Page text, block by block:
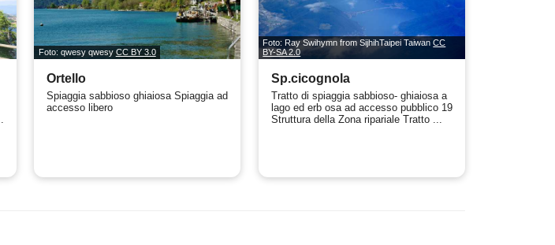
Foto: qwesy qwesy CC BY 3.0
Ortello
Spiaggia sabbioso ghiaiosa Spiaggia ad
accesso libero
Foto: Ray Swihymn from SijhihTaipei TaiwanCC
BY-SA 2.0
Sp.cicognola
Tratto di spiaggia sabbioso- ghiaiosa a
lago ed erb osa ad accesso pubblico 19
Struttura della Zona ripariale Tratto ...